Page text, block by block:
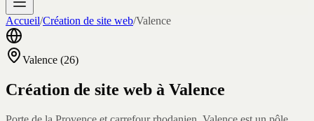
Accueil/Création de site web/Valence
Valence (26)
Création de site web à Valence